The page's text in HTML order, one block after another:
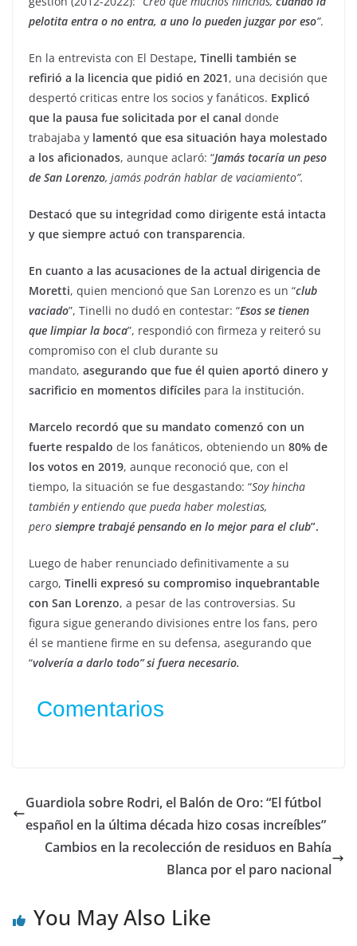
pelotita entra o no entra, a uno lo pueden juzgar por eso”.
En la entrevista con El Destape, Tinelli también se
refirió a la licencia que pidió en 2021, una decisión que
despertó criticas entre los socios y fanáticos. Explicó
que la pausa fue solicitada por el canal donde
trabajaba y lamentó que esa situación haya molestado
a los aficionados, aunque aclaró: “Jamás tocaría un peso
de San Lorenzo, jamás podrán hablar de vaciamiento”.
Destacó que su integridad como dirigente está intacta
y que siempre actuó con transparencia.
En cuanto a las acusaciones de la actual dirigencia de
Moretti, quien mencionó que San Lorenzo es un “club
vaciado”, Tinelli no dudó en contestar: “Esos se tienen
que limpiar la boca”, respondió con firmeza y reiteró su
compromiso con el club durante su
mandato, asegurando que fue él quien aportó dinero y
sacrificio en momentos difíciles para la institución.
Marcelo recordó que su mandato comenzó con un
fuerte respaldo de los fanáticos, obteniendo un 80% de
los votos en 2019, aunque reconoció que, con el
tiempo, la situación se fue desgastando: “Soy hincha
también y entiendo que pueda haber molestias,
pero siempre trabajé pensando en lo mejor para el club”.
Luego de haber renunciado definitivamente a su
cargo, Tinelli expresó su compromiso inquebrantable
con San Lorenzo, a pesar de las controversias. Su
figura sigue generando divisiones entre los fans, pero
él se mantiene firme en su defensa, asegurando que
“volvería a darlo todo” si fuera necesario.
Comentarios
Guardiola sobre Rodri, el Balón de Oro: “El fútbol
español en la última década hizo cosas increíbles”
Cambios en la recolección de residuos en Bahía
Blanca por el paro nacional
You May Also Like